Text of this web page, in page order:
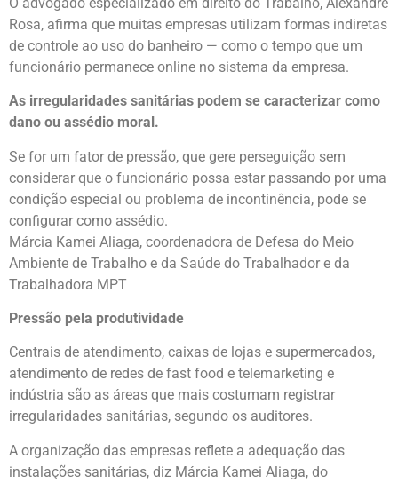
Rosa, afirma que muitas empresas utilizam formas indiretas
de controle ao uso do banheiro — como o tempo que um
funcionário permanece online no sistema da empresa.
As irregularidades sanitárias podem se caracterizar como
dano ou assédio moral.
Se for um fator de pressão, que gere perseguição sem
considerar que o funcionário possa estar passando por uma
condição especial ou problema de incontinência, pode se
configurar como assédio.
Márcia Kamei Aliaga, coordenadora de Defesa do Meio
Ambiente de Trabalho e da Saúde do Trabalhador e da
Trabalhadora MPT
Pressão pela produtividade
Centrais de atendimento, caixas de lojas e supermercados,
atendimento de redes de fast food e telemarketing e
indústria são as áreas que mais costumam registrar
irregularidades sanitárias, segundo os auditores.
A organização das empresas reflete a adequação das
instalações sanitárias, diz Márcia Kamei Aliaga, do